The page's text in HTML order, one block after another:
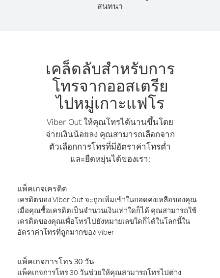
สนทนา
เคล็ดลับสำหรับการ
โทรจากออสเตรีย
ไปหมู่เกาะแฟโร
Viber Out ให้คุณโทรได้นานขึ้นโดย
จ่ายเงินน้อยลง คุณสามารถเลือกจาก
ตัวเลือกการโทรที่มีอัตราค่าโทรต่ำ
และยืดหยุ่นได้ของเรา:
แพ็คเกจเครดิต
เครดิตของ Viber Out จะถูกเพิ่มเข้าในยอดคงเหลือของคุณ
เมื่อคุณซื้อเครดิตเป็นจำนวนเงินเท่าใดก็ได้ คุณสามารถใช้
เครดิตของคุณเพื่อโทรไปยังหมายเลขใดก็ได้ในโลกนี้ใน
อัตราค่าโทรที่ถูกมากของ Viber
แพ็คเกจการโทร 30 วัน
แพ็คเกจการโทร 30 วันช่วยให้คุณสามารถโทรไปต่าง